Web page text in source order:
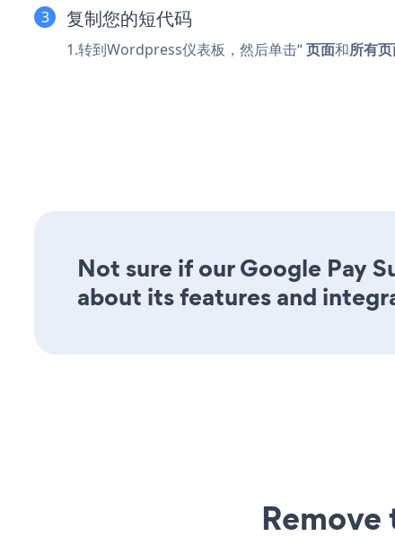
复制您的短代码
1.转到Wordpress仪表板，然后单击“页面和所有
Not sure if our Google Pay
about its features and